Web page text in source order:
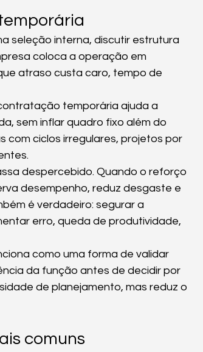
seleção interna, discutir estrutura
coloca a operação em
atraso custa caro, tempo de
temporária ajuda a
sem inflar quadro fixo além do
com ciclos irregulares, projetos por
despercebido. Quando o reforço
desempenho, reduz desgaste e
é verdadeiro: segurar a
erro, queda de produtividade,
como uma forma de validar
da função antes de decidir por
de planejamento, mas reduz o
comuns